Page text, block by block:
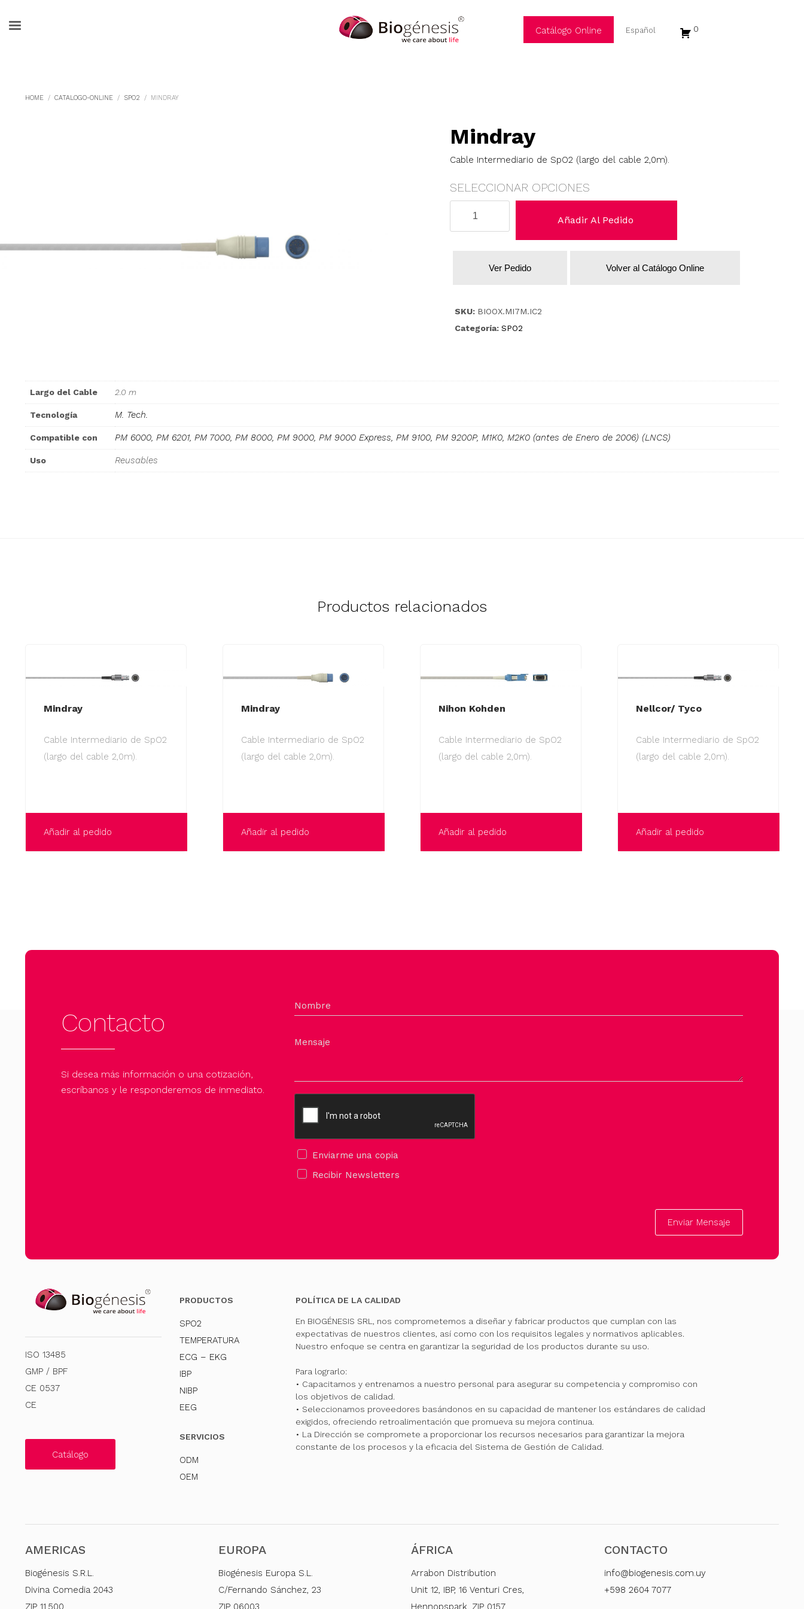
Catálogo Online 0
HOME CATALOGO-ONLINE SPO2 MINDRAY
Mindray
Cable Intermediario de SpO2 (largo del cable 2,0m).
SELECCIONAR OPCIONES
Añadir Al Pedido
Ver Pedido Volver al Catálogo Online
SKU: BIOOX.MI7M.IC2
Categoría: SPO2
Largo del Cable 2.0 m
Tecnología M. Tech.
Compatible con PM 6000, PM 6201, PM 7000, PM 8000, PM 9000, PM 9000 Express, PM 9100, PM 9200P, M1K0, M2K0 (antes de Enero de 2006) (LNCS)
Uso Reusables
Productos relacionados
Mindray
Cable Intermediario de SpO2
(largo del cable 2,0m).
Añadir al pedido
Mindray
Cable Intermediario de SpO2
(largo del cable 2,0m).
Añadir al pedido
Nihon Kohden
Cable Intermediario de SpO2
(largo del cable 2,0m).
Añadir al pedido
Nellcor/ Tyco
Cable Intermediario de SpO2
(largo del cable 2,0m).
Añadir al pedido
Contacto
Si desea más información o una cotización,
escríbanos y le responderemos de inmediato.
Nombre
Mensaje
Enviarme una copia
Recibir Newsletters
Enviar Mensaje
ISO 13485
GMP / BPF
CE 0537
CE
Catálogo
PRODUCTOS
SPO2
TEMPERATURA
ECG – EKG
IBP
NIBP
EEG
SERVICIOS
ODM
OEM
POLÍTICA DE LA CALIDAD
En BIOGÉNESIS SRL, nos comprometemos a diseñar y fabricar productos que cumplan con las
expectativas de nuestros clientes, así como con los requisitos legales y normativos aplicables.
Nuestro enfoque se centra en garantizar la seguridad de los productos durante su uso.
Para lograrlo:
• Capacitamos y entrenamos a nuestro personal para asegurar su competencia y compromiso con
los objetivos de calidad.
• Seleccionamos proveedores basándonos en su capacidad de mantener los estándares de calidad
exigidos, ofreciendo retroalimentación que promueva su mejora continua.
• La Dirección se compromete a proporcionar los recursos necesarios para garantizar la mejora
constante de los procesos y la eficacia del Sistema de Gestión de Calidad.
AMERICAS
Biogénesis S.R.L.
Divina Comedia 2043
ZIP 11.500
EUROPA
Biogénesis Europa S.L.
C/Fernando Sánchez, 23
ZIP 06003
ÁFRICA
Arrabon Distribution
Unit 12, IBP, 16 Venturi Cres,
Hennopspark. ZIP 0157
CONTACTO
info@biogenesis.com.uy
+598 2604 7077